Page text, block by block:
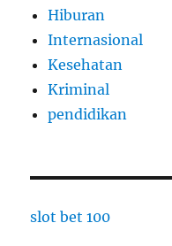
Hiburan
Internasional
Kesehatan
Kriminal
pendidikan
slot bet 100